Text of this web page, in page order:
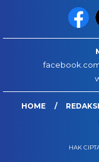
HOME REDAKSI
HAK